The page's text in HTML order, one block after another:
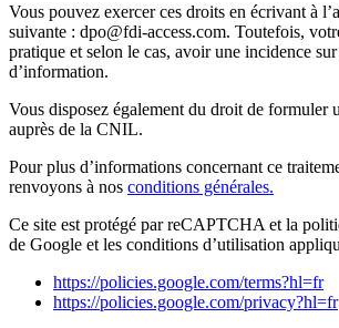
Vous pouvez exercer ces droits en écrivant à
suivante : dpo@fdi-access.com. Toutefois,
pratique et selon le cas, avoir une incidence
d’information.
Vous disposez également du droit de formuler
auprès de la CNIL.
Pour plus d’informations concernant ce
renvoyons à nos conditions générales.
Ce site est protégé par reCAPTCHA et la
de Google et les conditions d’utilisation
https://policies.google.com/terms?hl=fr
https://policies.google.com/privacy?hl=fr